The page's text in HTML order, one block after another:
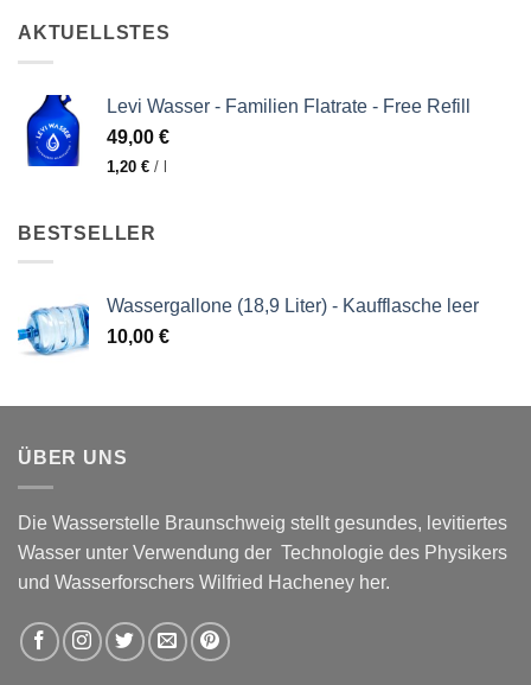
AKTUELLSTES
Levi Wasser - Familien Flatrate - Free Refill
49,00 €
1,20 € / l
BESTSELLER
Wassergallone (18,9 Liter) - Kaufflasche leer
10,00 €
ÜBER UNS
Die Wasserstelle Braunschweig stellt gesundes, levitiertes
Wasser unter Verwendung der Technologie des Physikers
und Wasserforschers Wilfried Hacheney her.